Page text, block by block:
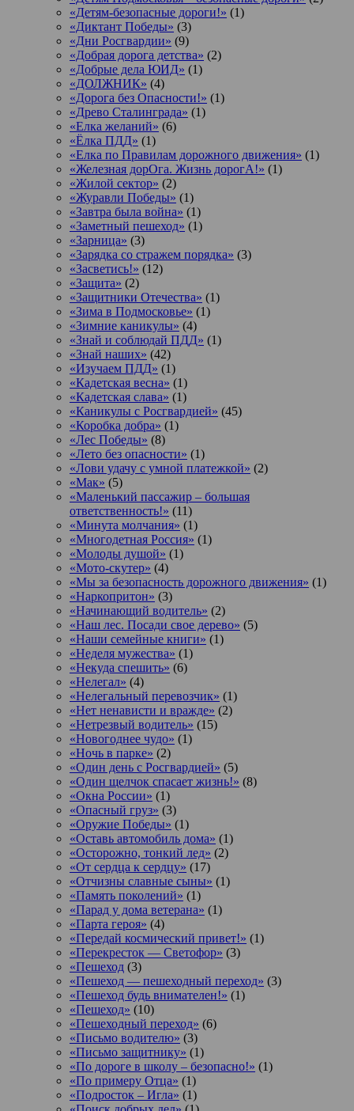
«Детям-безопасные дороги!» (1)
«Диктант Победы» (3)
«Дни Росгвардии» (9)
«Добрая дорога детства» (2)
«Добрые дела ЮИД» (1)
«ДОЛЖНИК» (4)
«Дорога без Опасности!» (1)
«Древо Сталинграда» (1)
«Елка желаний» (6)
«Ёлка ПДД» (1)
«Елка по Правилам дорожного движения» (1)
«Железная дорОга. Жизнь дорогА!» (1)
«Жилой сектор» (2)
«Журавли Победы» (1)
«Завтра была война» (1)
«Заметный пешеход» (1)
«Зарница» (3)
«Зарядка со стражем порядка» (3)
«Засветись!» (12)
«Защита» (2)
«Защитники Отечества» (1)
«Зима в Подмосковье» (1)
«Зимние каникулы» (4)
«Знай и соблюдай ПДД» (1)
«Знай наших» (42)
«Изучаем ПДД» (1)
«Кадетская весна» (1)
«Кадетская слава» (1)
«Каникулы с Росгвардией» (45)
«Коробка добра» (1)
«Лес Победы» (8)
«Лето без опасности» (1)
«Лови удачу с умной платежкой» (2)
«Мак» (5)
«Маленький пассажир – большая
ответственность!» (11)
«Минута молчания» (1)
«Многодетная Россия» (1)
«Молоды душой» (1)
«Мото-скутер» (4)
«Мы за безопасность дорожного движения» (1)
«Наркопритон» (3)
«Начинающий водитель» (2)
«Наш лес. Посади свое дерево» (5)
«Наши семейные книги» (1)
«Неделя мужества» (1)
«Некуда спешить» (6)
«Нелегал» (4)
«Нелегальный перевозчик» (1)
«Нет ненависти и вражде» (2)
«Нетрезвый водитель» (15)
«Новогоднее чудо» (1)
«Ночь в парке» (2)
«Один день с Росгвардией» (5)
«Один щелчок спасает жизнь!» (8)
«Окна России» (1)
«Опасный груз» (3)
«Оружие Победы» (1)
«Оставь автомобиль дома» (1)
«Осторожно, тонкий лед» (2)
«От сердца к сердцу» (17)
«Отчизны славные сыны» (1)
«Память поколений» (1)
«Парад у дома ветерана» (1)
«Парта героя» (4)
«Передай космический привет!» (1)
«Перекресток — Светофор» (3)
«Пешеход (3)
«Пешеход — пешеходный переход» (3)
«Пешеход будь внимателен!» (1)
«Пешеход» (10)
«Пешеходный переход» (6)
«Письмо водителю» (3)
«Письмо защитнику» (1)
«По дороге в школу – безопасно!» (1)
«По примеру Отца» (1)
«Подросток ‒ Игла» (1)